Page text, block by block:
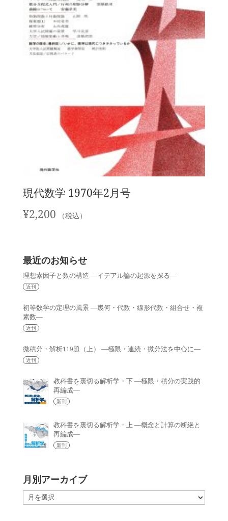
現代数学 1970年2月号
¥2,200 （税込）
最近のお知らせ
理想素因子と数の構造 —イデアル論の起源を探る—
近刊
初等数学の定理の風景 —幾何・代数・線形代数・組合せ・複
素数—
近刊
微積分・解析119題（上） —極限・連続・微分法を中心に—
近刊
教科書を裏切る解析学・下 —極限・積分の実践的
再編成—
新刊
教科書を裏切る解析学・上 —概念と計算の断絶と
再編成—
新刊
月別アーカイブ